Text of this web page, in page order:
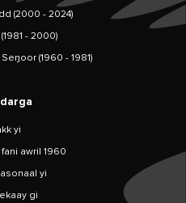
(2000 - 2024)
- 2000)
(1960 - 1981)
yi
awril 1960
yi
gi